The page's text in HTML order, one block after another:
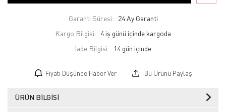
Garanti Süresi: 24 Ay Garanti
Kargo Bilgisi: 4 iş günü içinde kargoda
İade Bilgisi:
Fiyatı Düşünce Haber Ver Bu Ürünü Paylaş
ÜRÜN BILGISI